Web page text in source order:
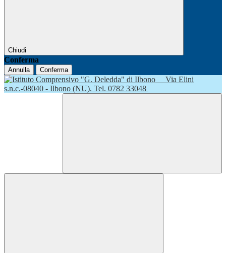
Chiudi
Conferma
Annulla Conferma
Via Elini
s.n.c.-08040 - Ilbono (NU). Tel. 0782 33048